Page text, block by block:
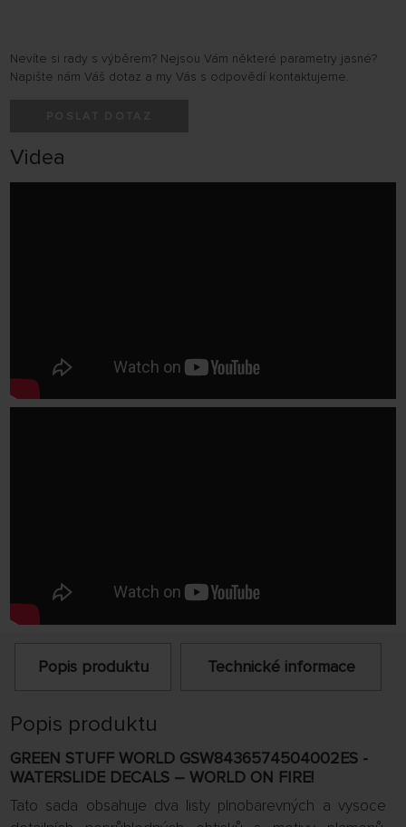
Nevíte si rady s výběrem? Nejsou Vám některé parametry jasné?
Napište nám Váš dotaz a my Vás s odpovědí kontaktujeme.
Videa
Popis produktu Technické informace
Popis produktu
GREEN STUFF WORLD GSW8436574504002ES -
WATERSLIDE DECALS – WORLD ON FIRE!
Tato sada obsahuje dva listy plnobarevných a vysoce